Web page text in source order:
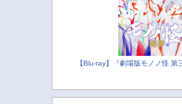
【Blu-ray】『劇場版モノノ怪 第